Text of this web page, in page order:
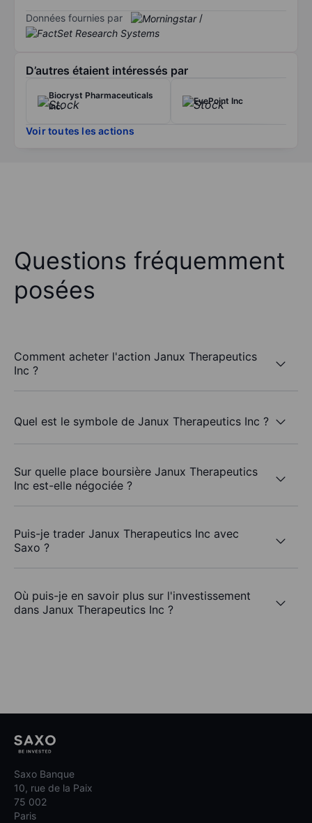
Données fournies par /
D’autres étaient intéressés par
Biocryst Pharmaceuticals
Inc.
EyePoint Inc
Voir toutes les actions
Questions fréquemment
posées
Comment acheter l'action Janux Therapeutics
Inc ?
Quel est le symbole de Janux Therapeutics Inc ?
Sur quelle place boursière Janux Therapeutics
Inc est-elle négociée ?
Puis-je trader Janux Therapeutics Inc avec
Saxo ?
Où puis-je en savoir plus sur l'investissement
dans Janux Therapeutics Inc ?
Saxo Banque
10, rue de la Paix
75 002
Paris